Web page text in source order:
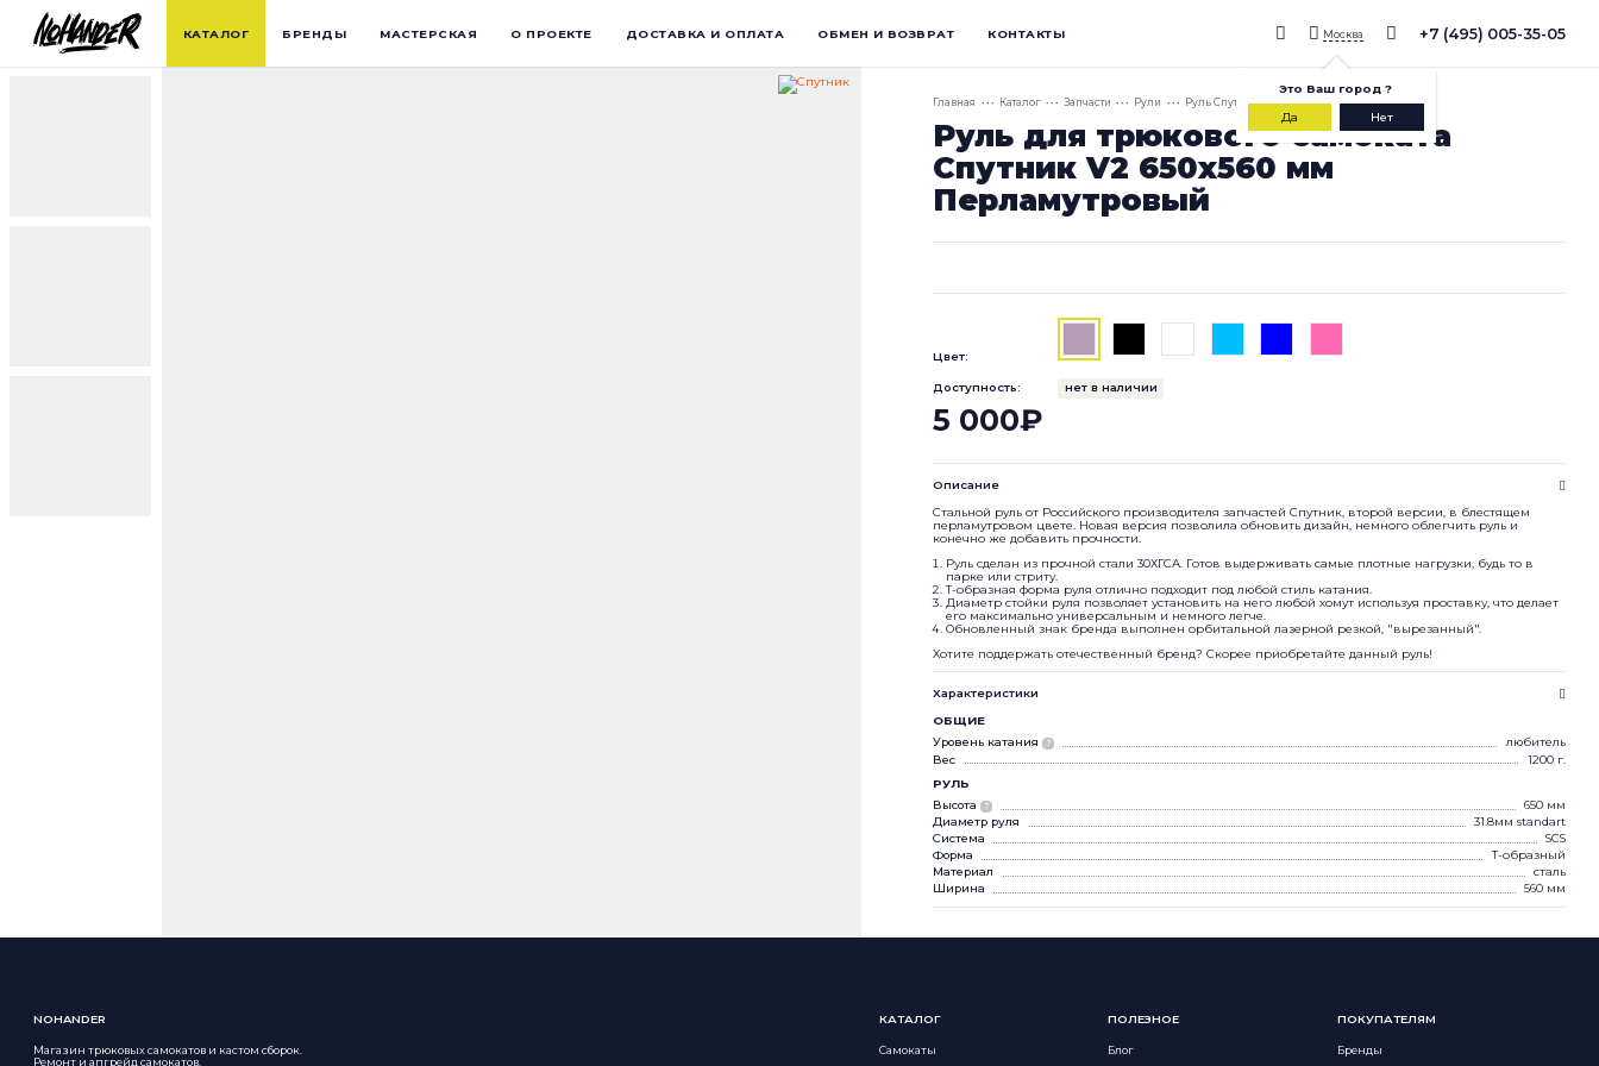
КАТАЛОГ БРЕНДЫ МАСТЕРСКАЯ О ПРОЕКТЕ ДОСТАВКА И ОПЛАТА ОБМЕН И ВОЗВРАТ КОНТАКТЫ Москва
Это Ваш город?
Да Нет
+7 (495) 005-35-05
Главная • • • Каталог • • • Запчасти • • • Рули • • • Руль Спутник V2 650x560 мм Перламутровый
Руль для трюкового самоката
Спутник V2 650x560 мм
Перламутровый
Цвет:
Доступность: нет в наличии
5 000₽
Описание
Стальной руль от Российского производителя запчастей Спутник, второй версии, в блестящем
перламутровом цвете. Новая версия позволила обновить дизайн, немного облегчить руль и
конечно же добавить прочности.
Руль сделан из прочной стали 30ХГСА. Готов выдерживать самые плотные нагрузки, будь то в
парке или стриту.
Т-образная форма руля отлично подходит под любой стиль катания.
Диаметр стойки руля позволяет установить на него любой хомут используя проставку, что делает
его максимально универсальным и немного легче.
Обновленный знак бренда выполнен орбитальной лазерной резкой, "вырезанный".
Хотите поддержать отечественный бренд? Скорее приобретайте данный руль!
Характеристики
ОБЩИЕ
Уровень катания
?
любитель
Вес
1200 г.
РУЛЬ
Высота
?
650 мм
Диаметр руля
31.8мм standart
Система
SCS
Форма
Т-образный
Материал
сталь
Ширина
560 мм
NOHANDER
Магазин трюковых самокатов и кастом сборок.
Ремонт и апгрейд самокатов.
КАТАЛОГ
Самокаты
ПОЛЕЗНОЕ
Блог
ПОКУПАТЕЛЯМ
Бренды